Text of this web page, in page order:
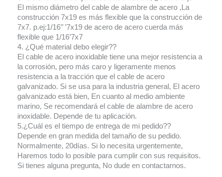
El mismo diámetro del cable de alambre de acero ,La
construcción 7x19 es más flexible que la construcción de
7x7. p.ej:1/16’’ ’7x19 de acero de acero cuerda más
flexible que 1/16’7x7
4. ¿Qué material debo elegir??
El cable de acero inoxidable tiene una mejor resistencia a
la corrosión, pero más caro y ligeramente menos
resistencia a la tracción que el cable de acero
galvanizado. Si se usa para la industria general, El acero
galvanizado está bien, En cuanto al medio ambiente
marino, Se recomendará el cable de alambre de acero
inoxidable. Depende de tu aplicación.
5.¿Cuál es el tiempo de entrega de mi pedido??
Depende en gran medida del tamaño de su pedido.
Normalmente, 20días. Si lo necesita urgentemente,
Haremos todo lo posible para cumplir con sus requisitos.
Si tienes alguna pregunta, No dude en contactarnos.